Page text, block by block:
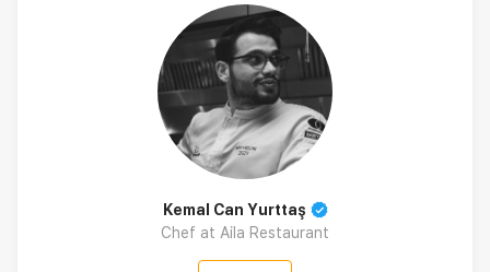
Kemal Can Yurttaş
Chef at Aila Restaurant